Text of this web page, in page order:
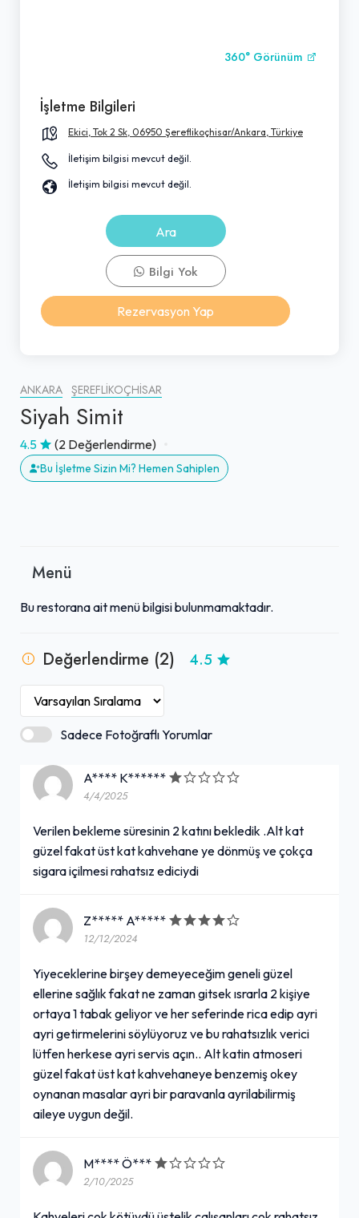
ANKARA ŞEREFLIKOÇHISAR
Siyah Simit
4.5 (2 Değerlendirme)
Bu İşletme Sizin Mi? Hemen Sahiplen
Menü
Bu restorana ait menü bilgisi bulunmamaktadır.
Değerlendirme (2) 4.5
Sadece Fotoğraflı Yorumlar
A**** K******
4/4/2025
Verilen bekleme süresinin 2 katını bekledik .Alt kat
güzel fakat üst kat kahvehane ye dönmüş ve çokça
sigara içilmesi rahatsız ediciydi
Z***** A*****
12/12/2024
Yiyeceklerine birşey demeyeceğim geneli güzel
ellerine sağlık fakat ne zaman gitsek ısrarla 2 kişiye
ortaya 1 tabak geliyor ve her seferinde rica edip ayri
ayri getirmelerini söylüyoruz ve bu rahatsızlık verici
lütfen herkese ayri servis açın.. Alt katin atmoseri
güzel fakat üst kat kahvehaneye benzemiş okey
oynanan masalar ayri bir paravanla ayrilabilirmiş
aileye uygun değil.
M**** Ö***
2/10/2025
360° Görünüm
İşletme Bilgileri
Ekici, Tok 2 Sk, 06950 Şereflikoçhisar/Ankara, Türkiye
İletişim bilgisi mevcut değil.
İletişim bilgisi mevcut değil.
Ara
Bilgi Yok
Rezervasyon Yap